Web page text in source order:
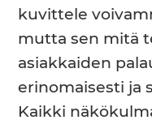
kuvittele
mutta sen mitä
asiakkaiden
erinomaisesti ja
Kaikki